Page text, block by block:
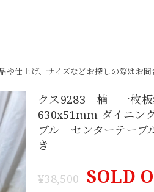
や仕上げ、サイズなどお探しの際はお
クス9283 楠 一枚
630x51mm ダイニン
ブル センターテー
き
¥38,500 SOLD